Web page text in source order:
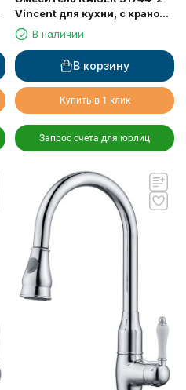
Vincent для кухни, с краном
для питьевой воды, черный
мрамор
В наличии
В корзину
Купить в 1 клик
Запрос счета для юрлиц